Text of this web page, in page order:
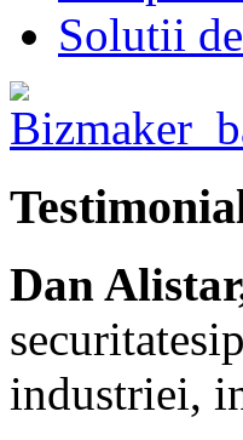
Solutii
Dan
industriei,